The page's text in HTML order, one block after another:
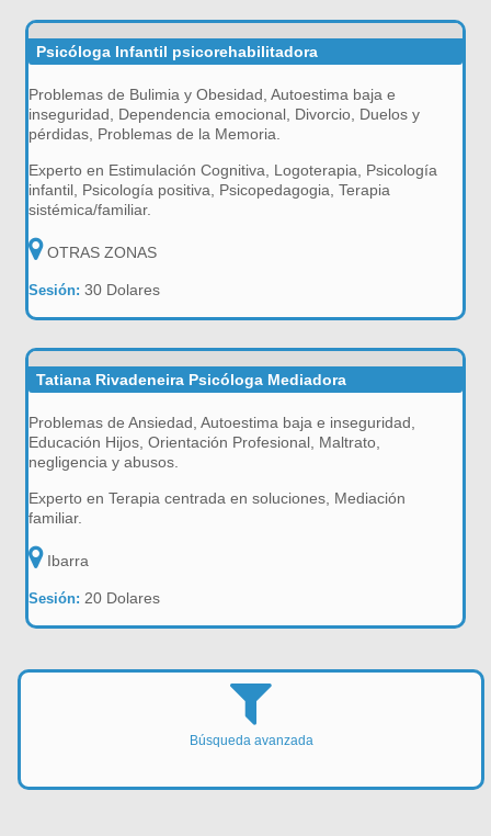
Psicóloga Infantil psicorehabilitadora
Problemas de Bulimia y Obesidad, Autoestima baja e
inseguridad, Dependencia emocional, Divorcio, Duelos y
pérdidas, Problemas de la Memoria.
Experto en Estimulación Cognitiva, Logoterapia, Psicología
infantil, Psicología positiva, Psicopedagogia, Terapia
sistémica/familiar.
OTRAS ZONAS
Sesión:30 Dolares
Tatiana Rivadeneira Psicóloga Mediadora
Problemas de Ansiedad, Autoestima baja e inseguridad,
Educación Hijos, Orientación Profesional, Maltrato,
negligencia y abusos.
Experto en Terapia centrada en soluciones, Mediación
familiar.
Ibarra
Sesión:20 Dolares
Búsqueda avanzada